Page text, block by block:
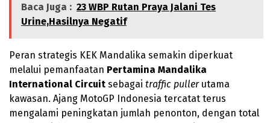
Baca Juga : 23 WBP Rutan Praya Jalani Tes
Urine,Hasilnya Negatif
Peran strategis KEK Mandalika semakin diperkuat
melalui pemanfaatan Pertamina Mandalika
International Circuit sebagai traffic pullerutama
kawasan. Ajang MotoGP Indonesia tercatat terus
mengalami peningkatan jumlah penonton, dengan total